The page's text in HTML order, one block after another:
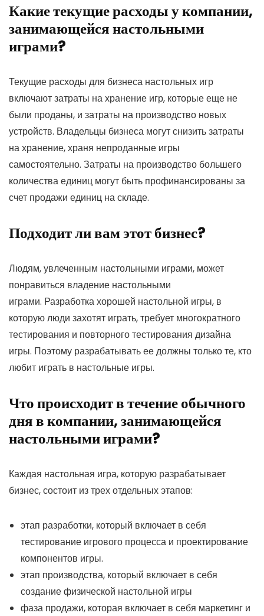
Какие текущие расходы у компании,
занимающейся настольными
играми?
Текущие расходы для бизнеса настольных игр
включают затраты на хранение игр, которые еще не
были проданы, и затраты на производство новых
устройств. Владельцы бизнеса могут снизить затраты
на хранение, храня непроданные игры
самостоятельно. Затраты на производство большего
количества единиц могут быть профинансированы за
счет продажи единиц на складе.
Подходит ли вам этот бизнес?
Людям, увлеченным настольными играми, может
понравиться владение настольными
играми. Разработка хорошей настольной игры, в
которую люди захотят играть, требует многократного
тестирования и повторного тестирования дизайна
игры. Поэтому разрабатывать ее должны только те, кто
любит играть в настольные игры.
Что происходит в течение обычного
дня в компании, занимающейся
настольными играми?
Каждая настольная игра, которую разрабатывает
бизнес, состоит из трех отдельных этапов:
этап разработки, который включает в себя
тестирование игрового процесса и проектирование
компонентов игры.
этап производства, который включает в себя
создание физической настольной игры
фаза продажи, которая включает в себя маркетинг и